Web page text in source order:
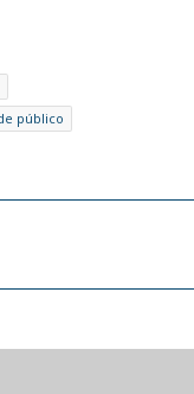
público